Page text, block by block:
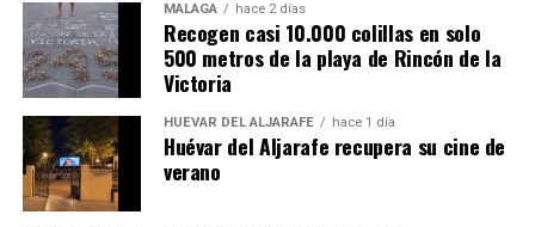
MÁLAGA hace 2 días
Recogen casi 10.000 colillas en solo
500 metros de la playa de Rincón de la
Victoria
HUÉVAR DEL ALJARAFE hace 1 día
Huévar del Aljarafe recupera su cine de
verano